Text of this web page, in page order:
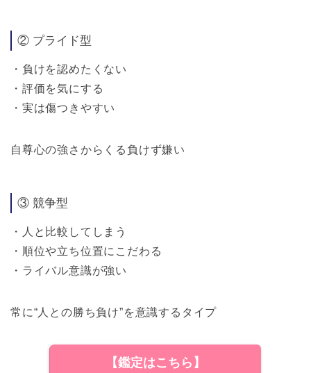
② プライド型
・負けを認めたくない
・評価を気にする
・実は傷つきやすい
自尊心の強さからくる負けず嫌い
③ 競争型
・人と比較してしまう
・順位や立ち位置にこだわる
・ライバル意識が強い
常に“人との勝ち負け”を意識するタイプ
【鑑定はこちら】